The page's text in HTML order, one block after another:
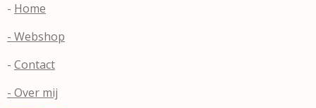
- Home
- Webshop
- Contact
- Over mij